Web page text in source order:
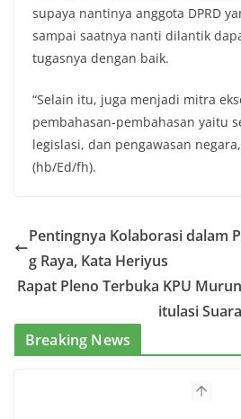
supaya nantinya anggota DPRD
sampai saatnya nanti dilantik
tugasnya dengan baik.
“Selain itu, juga menjadi mitra
pembahasan-pembahasan yaitu
legislasi, dan pengawasan
(hb/Ed/fh).
Pentingnya Kolaborasi dalam
g Raya, Kata Heriyus
Rapat Pleno Terbuka KPU
itulasi
Breaking News